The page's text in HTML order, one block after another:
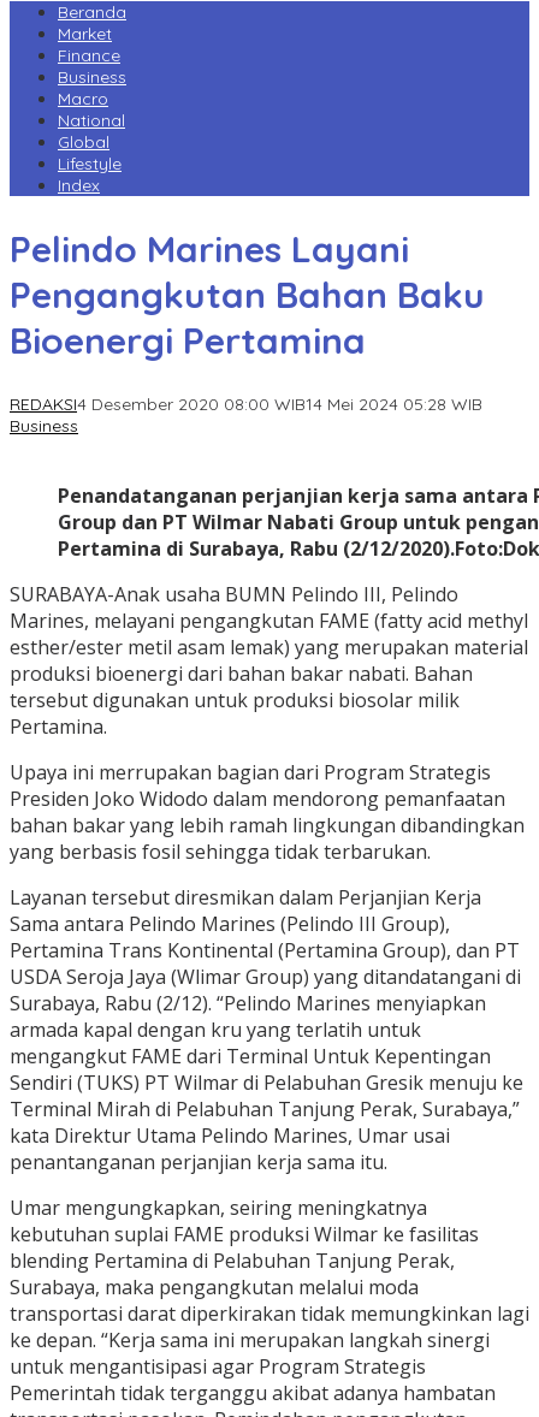
Beranda
Market
Finance
Business
Macro
National
Global
Lifestyle
Index
Pelindo Marines Layani
Pengangkutan Bahan Baku
Bioenergi Pertamina
REDAKSI4 Desember 2020 08:00 WIB14 Mei 2024 05:28 WIB
Business
Penandatanganan perjanjian kerja sama antara
Group dan PT Wilmar Nabati Group untuk
Pertamina di Surabaya, Rabu (2/12/2020).Foto:Dok
SURABAYA-Anak usaha BUMN Pelindo III, Pelindo
Marines, melayani pengangkutan FAME (fatty acid methyl
esther/ester metil asam lemak) yang merupakan material
produksi bioenergi dari bahan bakar nabati. Bahan
tersebut digunakan untuk produksi biosolar milik
Pertamina.
Upaya ini merrupakan bagian dari Program Strategis
Presiden Joko Widodo dalam mendorong pemanfaatan
bahan bakar yang lebih ramah lingkungan dibandingkan
yang berbasis fosil sehingga tidak terbarukan.
Layanan tersebut diresmikan dalam Perjanjian Kerja
Sama antara Pelindo Marines (Pelindo III Group),
Pertamina Trans Kontinental (Pertamina Group), dan PT
USDA Seroja Jaya (Wlimar Group) yang ditandatangani di
Surabaya, Rabu (2/12). “Pelindo Marines menyiapkan
armada kapal dengan kru yang terlatih untuk
mengangkut FAME dari Terminal Untuk Kepentingan
Sendiri (TUKS) PT Wilmar di Pelabuhan Gresik menuju ke
Terminal Mirah di Pelabuhan Tanjung Perak, Surabaya,”
kata Direktur Utama Pelindo Marines, Umar usai
penantanganan perjanjian kerja sama itu.
Umar mengungkapkan, seiring meningkatnya
kebutuhan suplai FAME produksi Wilmar ke fasilitas
blending Pertamina di Pelabuhan Tanjung Perak,
Surabaya, maka pengangkutan melalui moda
transportasi darat diperkirakan tidak memungkinkan lagi
ke depan. “Kerja sama ini merupakan langkah sinergi
untuk mengantisipasi agar Program Strategis
Pemerintah tidak terganggu akibat adanya hambatan